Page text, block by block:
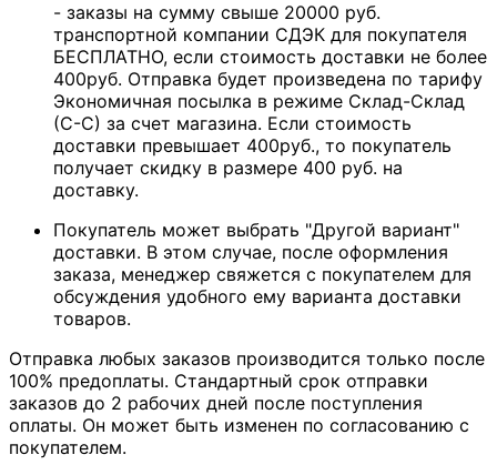
- заказы на сумму свыше 20000 руб.
транспортной компании СДЭК для покупателя
БЕСПЛАТНО, если стоимость доставки не более
400руб. Отправка будет произведена по тарифу
Экономичная посылка в режиме Склад-Склад
(С-С) за счет магазина. Если стоимость
доставки превышает 400руб., то покупатель
получает скидку в размере 400 руб. на
доставку.
Покупатель может выбрать "Другой вариант"
доставки. В этом случае, после оформления
заказа, менеджер свяжется с покупателем для
обсуждения удобного ему варианта доставки
товаров.
Отправка любых заказов производится только после
100% предоплаты. Стандартный срок отправки
заказов до 2 рабочих дней после поступления
оплаты. Он может быть изменен по согласованию с
покупателем.